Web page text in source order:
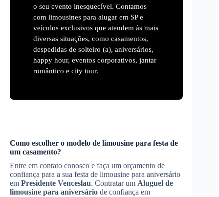
o seu evento inesquecível. Contamos
com limousines para alugar em SP e
veículos exclusivos que atendem às mais
diversas situações, como casamentos,
despedidas de solteiro (a), aniversários,
happy hour, eventos corporativos, jantar
romântico e city tour.
Como escolher o modelo de limousine para festa de
um casamento?
Entre em contato conosco e faça um orçamento de
confiança para a sua festa de limousine para aniversário
em Presidente Venceslau. Contratar um Aluguel de
limousine para aniversário de confiança em